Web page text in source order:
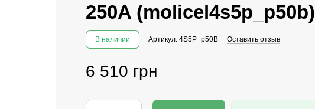
250A (molicel4s5p_p50b)
В наличии Артикул: 4S5P_p50B Оставить отзыв
6 510 грн